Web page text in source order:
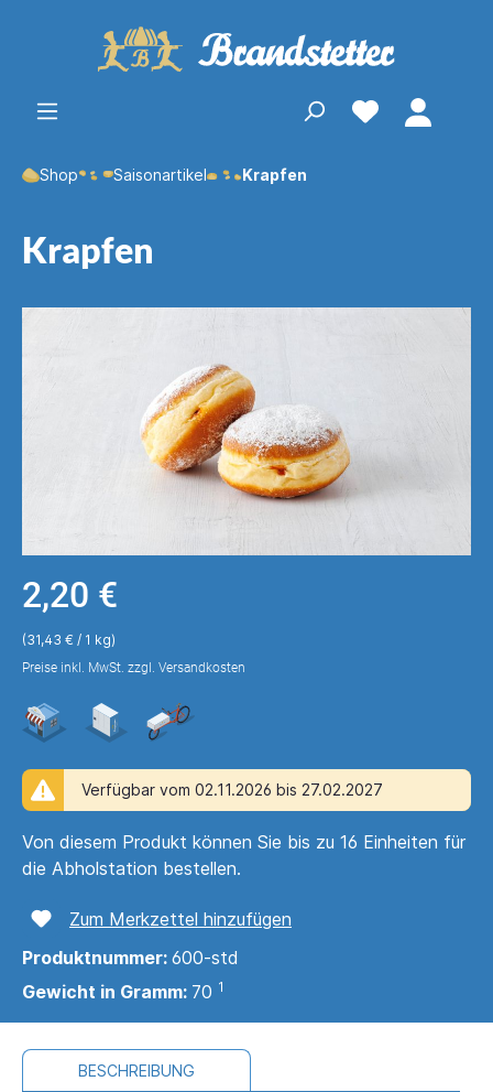
Shop Saisonartikel Krapfen
Krapfen
2,20 €
(31,43 € / 1 kg)
Preise inkl. MwSt. zzgl. Versandkosten
Verfügbar vom 02.11.2026 bis 27.02.2027
Von diesem Produkt können Sie bis zu 16 Einheiten für
die Abholstation bestellen.
Zum Merkzettel hinzufügen
Produktnummer: 600-std
Gewicht in Gramm: 70 1
BESCHREIBUNG